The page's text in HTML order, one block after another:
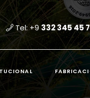
Tel: +9 332 345 45